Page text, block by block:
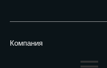
Компания